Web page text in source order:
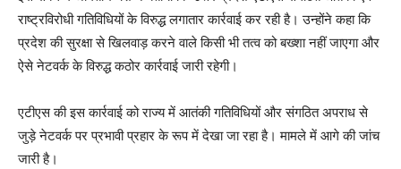
राष्ट्रविरोधी गतिविधियों के विरुद्ध लगातार कार्रवाई कर रही है। उन्होंने कहा कि
प्रदेश की सुरक्षा से खिलवाड़ करने वाले किसी भी तत्व को बख्शा नहीं जाएगा और
ऐसे नेटवर्क के विरुद्ध कठोर कार्रवाई जारी रहेगी।
एटीएस की इस कार्रवाई को राज्य में आतंकी गतिविधियों और संगठित अपराध से
जुड़े नेटवर्क पर प्रभावी प्रहार के रूप में देखा जा रहा है। मामले में आगे की जांच
जारी है।